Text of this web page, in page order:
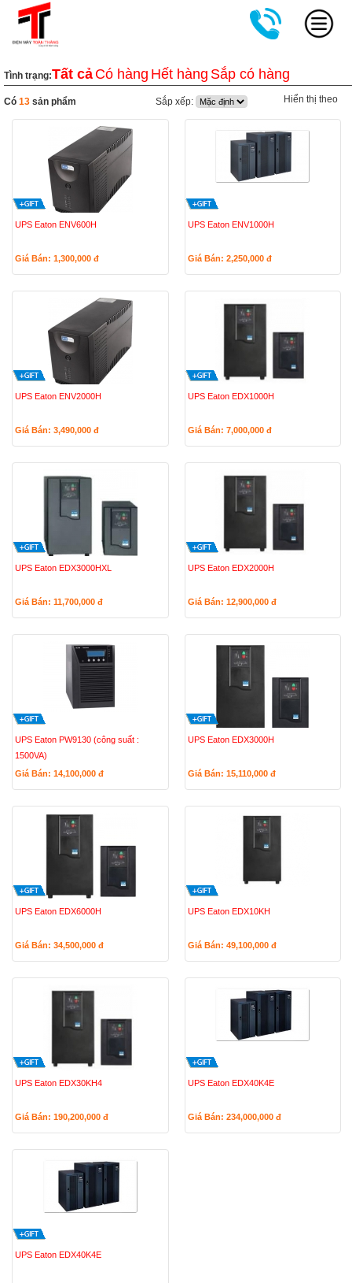
Tình trạng:Tất cả Có hàng Hết hàng Sắp có hàng
Có 13 sản phẩm Sắp xếp: Hiển thị theo
UPS Eaton ENV600H
Giá Bán: 1,300,000 đ
UPS Eaton ENV1000H
Giá Bán: 2,250,000 đ
UPS Eaton ENV2000H
Giá Bán: 3,490,000 đ
UPS Eaton EDX1000H
Giá Bán: 7,000,000 đ
UPS Eaton EDX3000HXL
Giá Bán: 11,700,000 đ
UPS Eaton EDX2000H
Giá Bán: 12,900,000 đ
UPS Eaton PW9130 (công suất :
1500VA)
Giá Bán: 14,100,000 đ
UPS Eaton EDX3000H
Giá Bán: 15,110,000 đ
UPS Eaton EDX6000H
Giá Bán: 34,500,000 đ
UPS Eaton EDX10KH
Giá Bán: 49,100,000 đ
UPS Eaton EDX30KH4
Giá Bán: 190,200,000 đ
UPS Eaton EDX40K4E
Giá Bán: 234,000,000 đ
UPS Eaton EDX40K4E